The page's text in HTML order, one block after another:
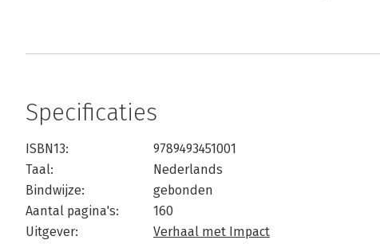
Specificaties
ISBN13:
9789493451001
Taal:
Nederlands
Bindwijze:
gebonden
Aantal pagina's:
160
Uitgever:
Verhaal met Impact